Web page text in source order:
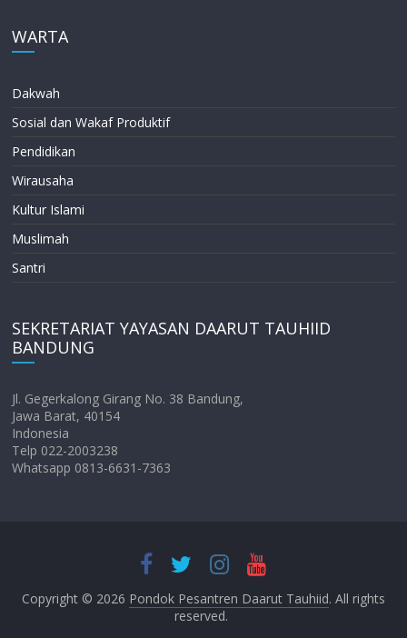
WARTA
Dakwah
Sosial dan Wakaf Produktif
Pendidikan
Wirausaha
Kultur Islami
Muslimah
Santri
SEKRETARIAT YAYASAN DAARUT TAUHIID
BANDUNG
Jl. Gegerkalong Girang No. 38 Bandung,
Jawa Barat, 40154
Indonesia
Telp 022-2003238
Whatsapp 0813-6631-7363
Copyright © 2026 Pondok Pesantren Daarut Tauhiid. All rights
reserved.